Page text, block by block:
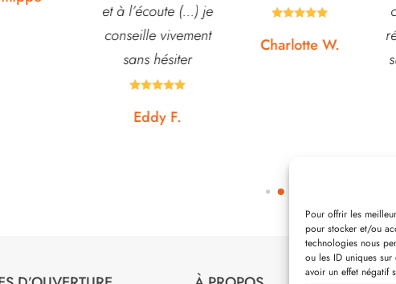
Pour offrir les
pour stocker et/ou
technologies nous
ou les ID uniques
avoir un effet négatif
(...) je

Charlotte W.
conseiller. J’y vais
régulièrement et ne